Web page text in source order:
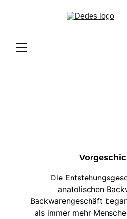
Die
anatolischen
Backwarengeschäft
als immer mehr